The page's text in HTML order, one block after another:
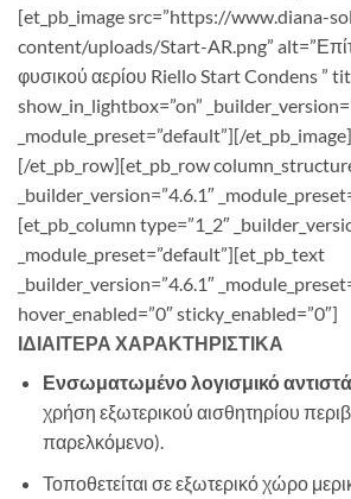
[et_pb_image src=”https://www.diana-
content/uploads/Start-AR.png”
φυσικού αερίου Riello Start Condens ”
show_in_lightbox=”on”
_module_preset=”default”][/
[/et_pb_row][et_pb_row
_builder_version=”4.6.1″
[et_pb_column type=”1_2″
_module_preset=”default”][et_pb_text
_builder_version=”4.6.1″
hover_enabled=”0″ sticky_enabled=”0″]
ΙΔΙΑΙΤΕΡΑ ΧΑΡΑΚΤΗΡΙΣΤΙΚΑ
Ενσωματωμένο λογισμικό
χρήση εξωτερικού αισθητηρίου
παρελκόμενο).
Τοποθετείται σε εξωτερικό χώρο